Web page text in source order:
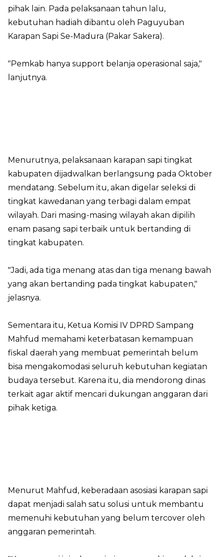
pihak lain. Pada pelaksanaan tahun lalu,
kebutuhan hadiah dibantu oleh Paguyuban
Karapan Sapi Se-Madura (Pakar Sakera).
"Pemkab hanya support belanja operasional saja,"
lanjutnya.
Menurutnya, pelaksanaan karapan sapi tingkat
kabupaten dijadwalkan berlangsung pada Oktober
mendatang. Sebelum itu, akan digelar seleksi di
tingkat kawedanan yang terbagi dalam empat
wilayah. Dari masing-masing wilayah akan dipilih
enam pasang sapi terbaik untuk bertanding di
tingkat kabupaten.
"Jadi, ada tiga menang atas dan tiga menang bawah
yang akan bertanding pada tingkat kabupaten,"
jelasnya.
Sementara itu, Ketua Komisi IV DPRD Sampang
Mahfud memahami keterbatasan kemampuan
fiskal daerah yang membuat pemerintah belum
bisa mengakomodasi seluruh kebutuhan kegiatan
budaya tersebut. Karena itu, dia mendorong dinas
terkait agar aktif mencari dukungan anggaran dari
pihak ketiga.
Menurut Mahfud, keberadaan asosiasi karapan sapi
dapat menjadi salah satu solusi untuk membantu
memenuhi kebutuhan yang belum tercover oleh
anggaran pemerintah.